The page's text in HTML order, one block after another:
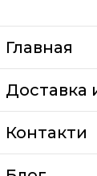
Главная
Доставка
Контакти